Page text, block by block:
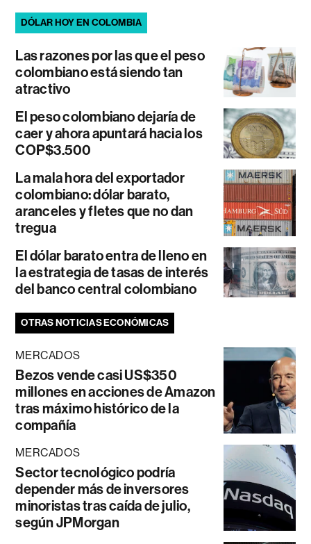
DÓLAR HOY EN COLOMBIA
Las razones por las que el peso
colombiano está siendo tan
atractivo
El peso colombiano dejaría de
caer y ahora apuntará hacia los
COP$3.500
La mala hora del exportador
colombiano: dólar barato,
aranceles y fletes que no dan
tregua
El dólar barato entra de lleno en
la estrategia de tasas de interés
del banco central colombiano
OTRAS NOTICIAS ECONÓMICAS
MERCADOS
Bezos vende casi US$350
millones en acciones de Amazon
tras máximo histórico de la
compañía
MERCADOS
Sector tecnológico podría
depender más de inversores
minoristas tras caída de julio,
según JPMorgan